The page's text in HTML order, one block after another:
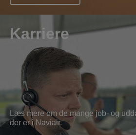
Karriere
Læs mere om de mange job- og
der er i Naviair.